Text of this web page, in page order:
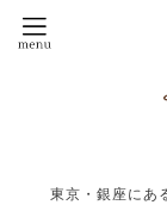
東京・銀座にあ